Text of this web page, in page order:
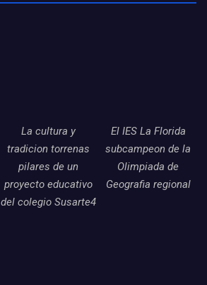
La cultura y
tradicion torrenas
pilares de un
proyecto educativo
del colegio Susarte4
El IES La Florida
subcampeon de la
Olimpiada de
Geografia regional